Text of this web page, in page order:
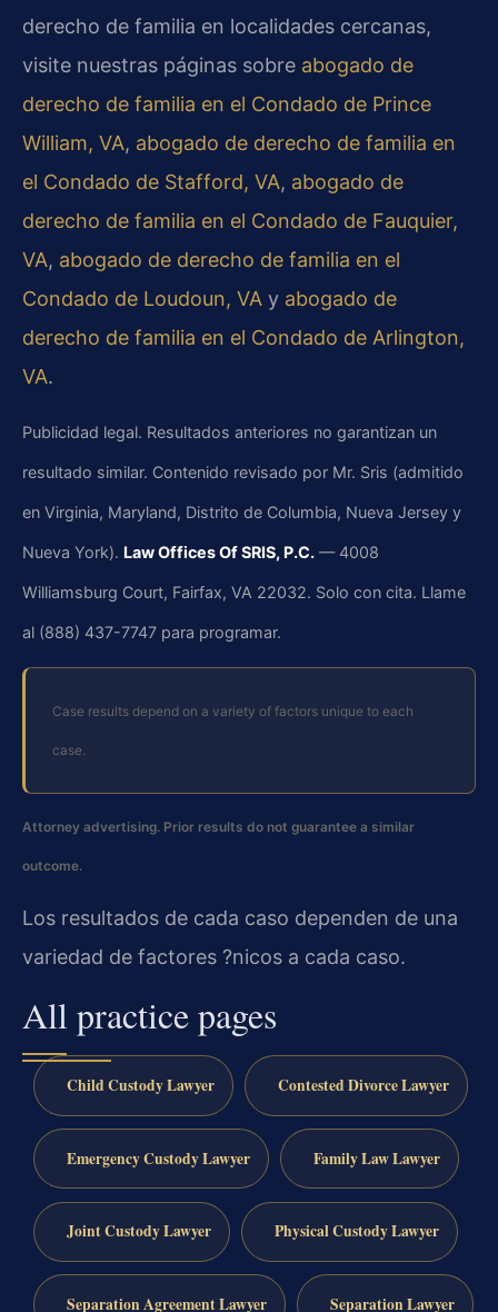
derecho de familia en localidades cercanas,
visite nuestras páginas sobre abogado de
derecho de familia en el Condado de Prince
William, VA, abogado de derecho de familia en
el Condado de Stafford, VA, abogado de
derecho de familia en el Condado de Fauquier,
VA, abogado de derecho de familia en el
Condado de Loudoun, VA y abogado de
derecho de familia en el Condado de Arlington,
VA.
Publicidad legal. Resultados anteriores no garantizan un
resultado similar. Contenido revisado por Mr. Sris (admitido
en Virginia, Maryland, Distrito de Columbia, Nueva Jersey y
Nueva York). Law Offices Of SRIS, P.C. — 4008
Williamsburg Court, Fairfax, VA 22032. Solo con cita. Llame
al (888) 437-7747 para programar.
Case results depend on a variety of factors unique to each
case.
Attorney advertising. Prior results do not guarantee a similar
outcome.
Los resultados de cada caso dependen de una
variedad de factores ?nicos a cada caso.
All practice pages
Child Custody Lawyer Contested Divorce Lawyer
Emergency Custody Lawyer Family Law Lawyer
Joint Custody Lawyer Physical Custody Lawyer
Separation Agreement Lawyer Separation Lawyer